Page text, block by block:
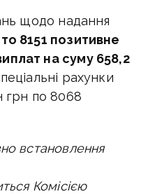
щодо надання
8151 позитивне
на суму 658,2
рахунки
грн по 8068
встановлення
Комісією